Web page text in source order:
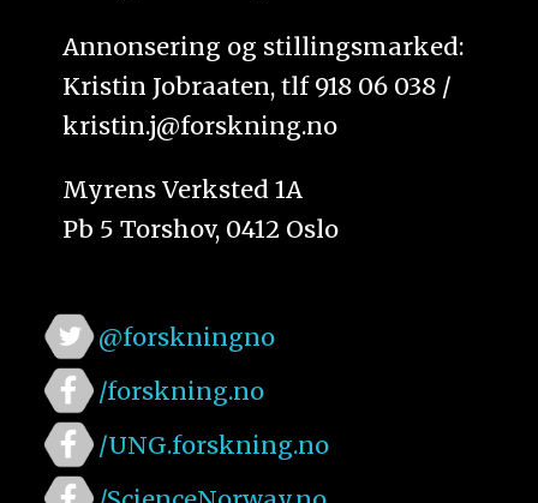
Annonsering og stillingsmarked:
Kristin Jobraaten, tlf 918 06 038 /
kristin.j@forskning.no
Myrens Verksted 1A
Pb 5 Torshov, 0412 Oslo
@forskningno
/forskning.no
/UNG.forskning.no